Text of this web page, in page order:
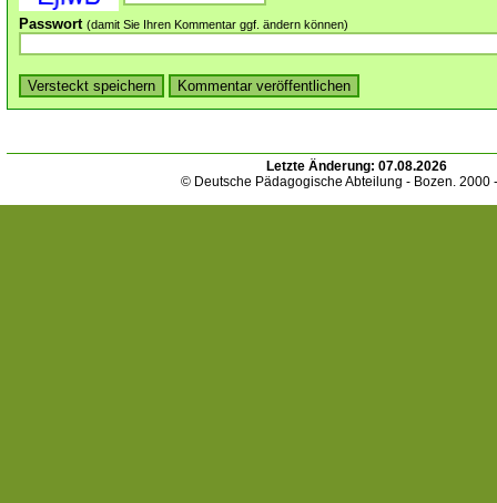
Passwort (damit Sie Ihren Kommentar ggf. ändern können)
Letzte Änderung: 07.08.2026
© Deutsche Pädagogische Abteilung - Bozen. 2000